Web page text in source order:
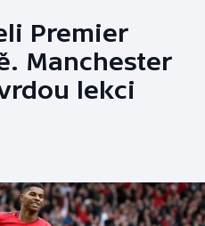
Premier
Manchester
lekci